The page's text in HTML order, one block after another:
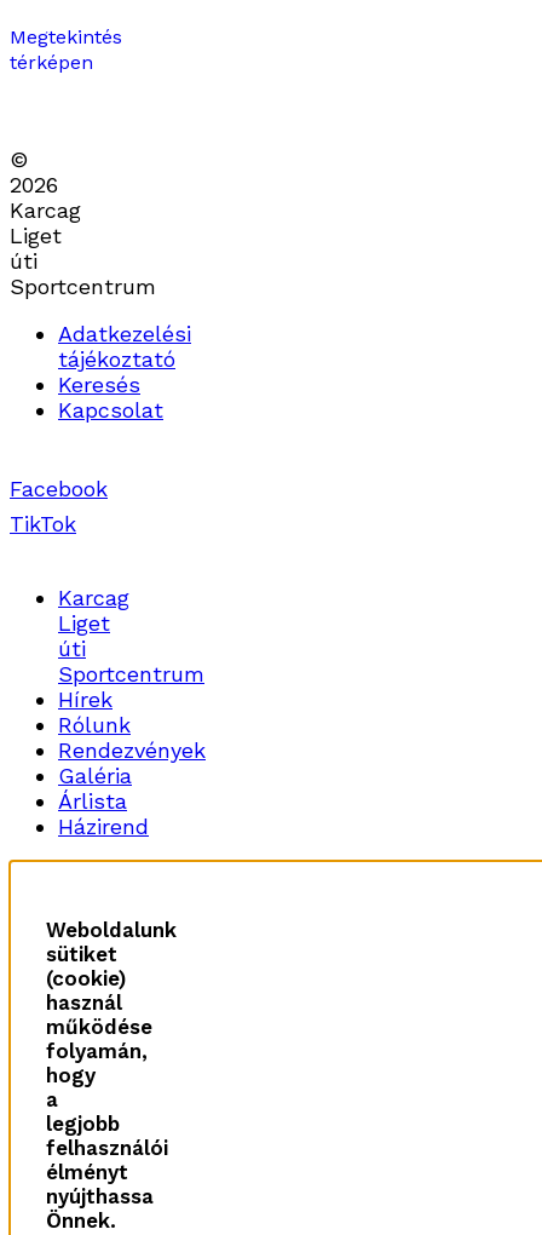
Megtekintés
térképen
©
2026
Karcag
Liget
úti
Sportcentrum
Adatkezelési
tájékoztató
Keresés
Kapcsolat
Facebook
TikTok
Karcag
Liget
úti
Sportcentrum
Hírek
Rólunk
Rendezvények
Galéria
Árlista
Házirend
Weboldalunk
sütiket
(cookie)
használ
működése
folyamán,
hogy
a
legjobb
felhasználói
élményt
nyújthassa
Önnek.